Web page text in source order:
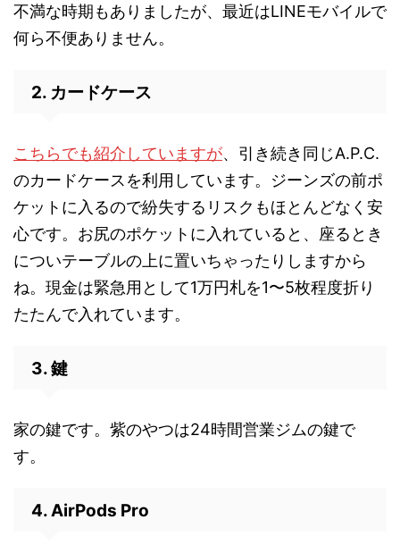
不満な時期もありましたが、最近はLINEモバイルで
何ら不便ありません。
2. カードケース
こちらでも紹介していますが、引き続き同じA.P.C.
のカードケースを利用しています。ジーンズの前ポ
ケットに入るので紛失するリスクもほとんどなく安
心です。お尻のポケットに入れていると、座るとき
についテーブルの上に置いちゃったりしますから
ね。現金は緊急用として1万円札を1〜5枚程度折り
たたんで入れています。
3. 鍵
家の鍵です。紫のやつは24時間営業ジムの鍵で
す。
4. AirPods Pro